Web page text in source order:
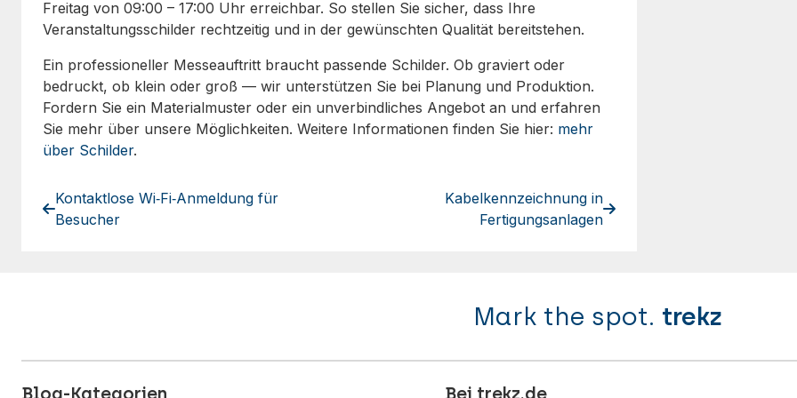
Freitag von 09:00 – 17:00 Uhr erreichbar. So stellen Sie sicher, dass Ihre
Veranstaltungsschilder rechtzeitig und in der gewünschten Qualität bereitstehen.
Ein professioneller Messeauftritt braucht passende Schilder. Ob graviert oder
bedruckt, ob klein oder groß — wir unterstützen Sie bei Planung und Produktion.
Fordern Sie ein Materialmuster oder ein unverbindliches Angebot an und erfahren
Sie mehr über unsere Möglichkeiten. Weitere Informationen finden Sie hier: mehr
über Schilder.
Kontaktlose Wi‑Fi‑Anmeldung für
Besucher
Kabelkennzeichnung in
Fertigungsanlagen
Mark the spot. trekz
Blog-Kategorien Bei trekz.de